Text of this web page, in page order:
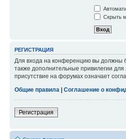
Скрыть
РЕГИСТРАЦИЯ
Для входа на конференцию вы должны
также дополнительные привилегии
присутствие на форумах означает
Общие правила
Соглашение о
Регистрация